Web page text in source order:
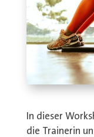
In dieser
die Trainerin